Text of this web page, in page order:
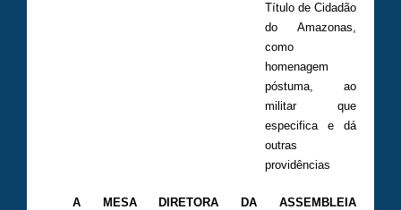
Título de Cidadão
do Amazonas,
como
homenagem
póstuma, ao
militar que
especifica e dá
outras
providências
A MESA DIRETORA DA ASSEMBLEIA